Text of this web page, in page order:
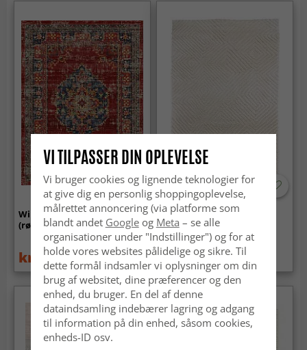
Wilton-tæppe - Soussi
(rød/multi)
kr.739 kr.959
Ryatæpper - Monti
(offwhite)
kr.629
VI TILPASSER DIN OPLEVELSE
Vi bruger cookies og lignende teknologier for
at give dig en personlig shoppingoplevelse,
målrettet annoncering (via platforme som
blandt andet Googleog Meta – se alle
organisationer under "Indstillinger") og for at
holde vores websites pålidelige og sikre. Til
dette formål indsamler vi oplysninger om din
brug af websitet, dine præferencer og den
enhed, du bruger. En del af denne
dataindsamling indebærer lagring og adgang
til information på din enhed, såsom cookies,
enheds-ID osv.